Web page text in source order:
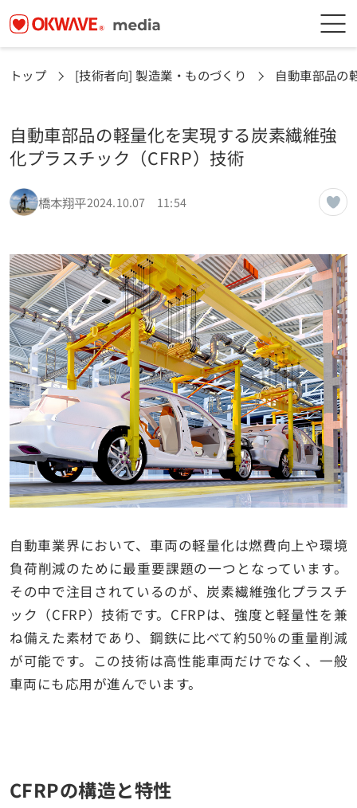
トップ [技術者向] 製造業・ものづくり 自動車部品の
自動車部品の軽量化を実現する炭素繊維強
化プラスチック（CFRP）技術
橋本翔平2024.10.07 11:54
自動車業界において、車両の軽量化は燃費向上や環境
負荷削減のために最重要課題の一つとなっています。
その中で注目されているのが、炭素繊維強化プラスチ
ック（CFRP）技術です。CFRPは、強度と軽量性を兼
ね備えた素材であり、鋼鉄に比べて約50％の重量削減
が可能です。この技術は高性能車両だけでなく、一般
車両にも応用が進んでいます。
CFRPの構造と特性